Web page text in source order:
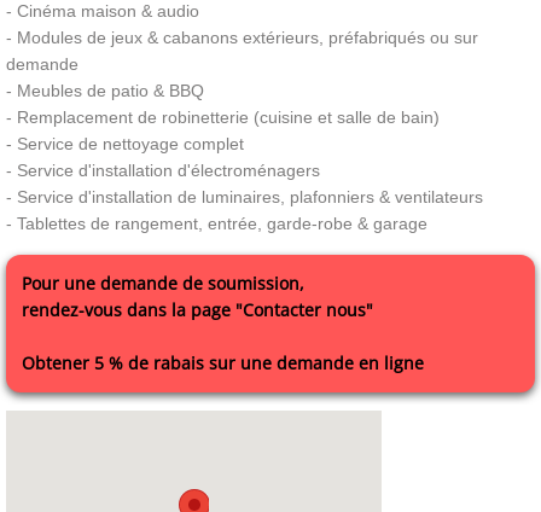
- Cinéma maison & audio
- Modules de jeux & cabanons extérieurs, préfabriqués ou sur
demande
- Meubles de patio & BBQ
- Remplacement de robinetterie (cuisine et salle de bain)
- Service de nettoyage complet
​- Service d'installation d'électroménagers
- Service d'installation de luminaires, plafonniers & ventilateurs
- Tablettes de rangement, entrée, garde-robe & garage
Pour une demande de soumission,
rendez-vous dans la page "Contacter nous"
Obtener 5 % de rabais sur une demande en ligne